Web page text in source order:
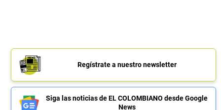
Regístrate a nuestro newsletter
Siga las noticias de EL COLOMBIANO desde Google
News